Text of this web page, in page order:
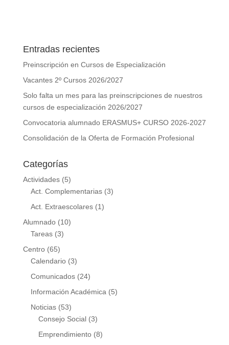
Entradas recientes
Preinscripción en Cursos de Especialización
Vacantes 2º Cursos 2026/2027
Solo falta un mes para las preinscripciones de nuestros
cursos de especialización 2026/2027
Convocatoria alumnado ERASMUS+ CURSO 2026-2027
Consolidación de la Oferta de Formación Profesional
Categorías
Actividades(5)
Act. Complementarias(3)
Act. Extraescolares(1)
Alumnado(10)
Tareas(3)
Centro(65)
Calendario(3)
Comunicados(24)
Información Académica (5)
Noticias(53)
Consejo Social(3)
Emprendimiento(8)